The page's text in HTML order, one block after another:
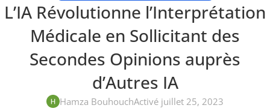
L’IA Révolutionne l’Interprétation
Médicale en Sollicitant des
Secondes Opinions auprès
d’Autres IA
Hamza BouhouchActivé juillet 25, 2023